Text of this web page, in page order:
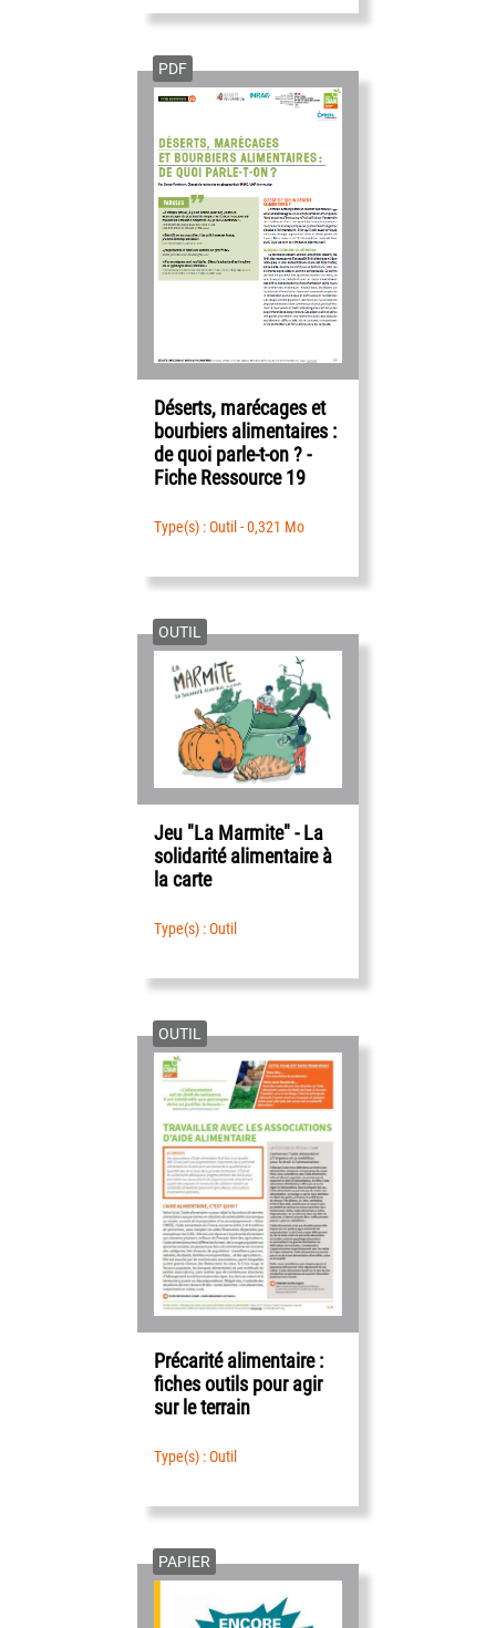
PDF
Déserts, marécages et
bourbiers alimentaires :
de quoi parle-t-on ? -
Fiche Ressource 19
Type(s) : Outil - 0,321 Mo
OUTIL
Jeu "La Marmite" - La
solidarité alimentaire à
la carte
Type(s) : Outil
OUTIL
Précarité alimentaire :
fiches outils pour agir
sur le terrain
Type(s) : Outil
PAPIER